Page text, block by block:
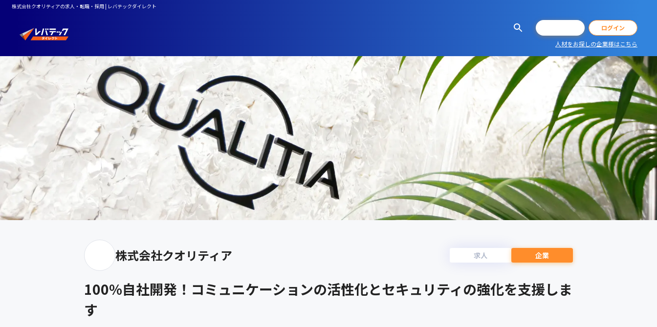
株式会社クオリティアの求人・転職・採用 | レバテックダイレクト
ログイン
人材をお探しの企業様はこちら
株式会社クオリティア 求人 企業
100%自社開発！コミュニケーションの活性化とセキュリティの強化を支援しま
す